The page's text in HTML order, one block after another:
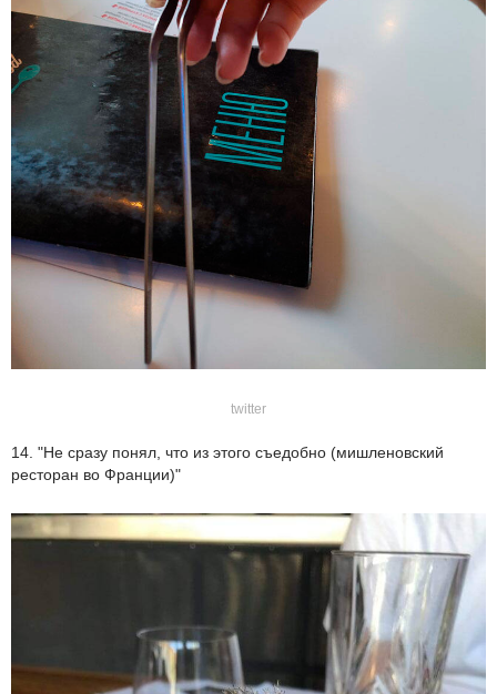
twitter
14. "Не сразу понял, что из этого съедобно (мишленовский
ресторан во Франции)"